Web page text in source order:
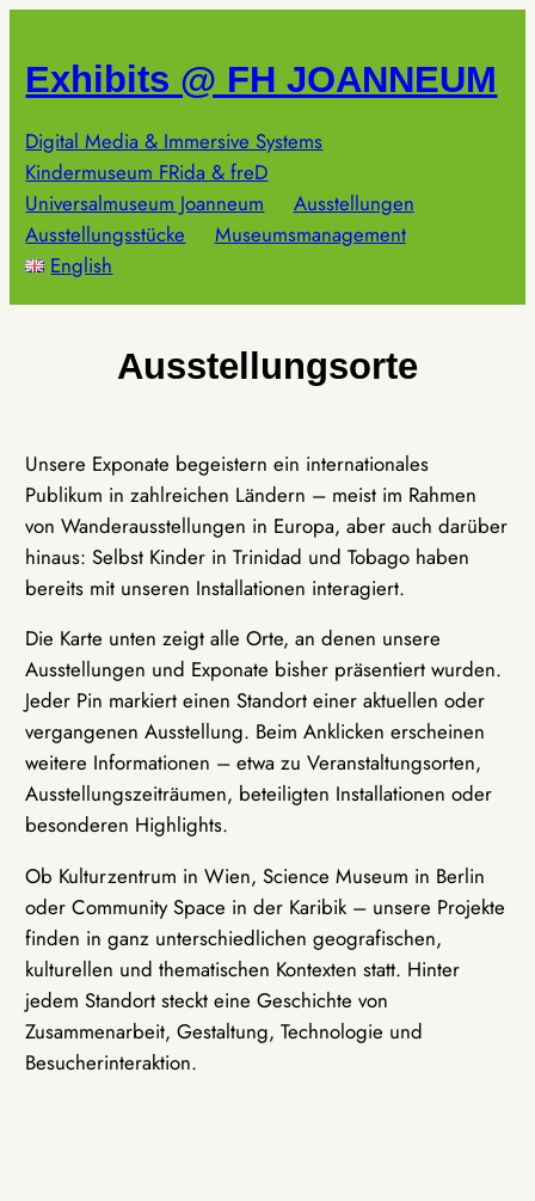
springen
Exhibits @ FH JOANNEUM
Digital Media & Immersive Systems
Kindermuseum FRida & freD
Universalmuseum Joanneum
Ausstellungen
Ausstellungsstücke
Museumsmanagement
English
Ausstellungsorte
Unsere Exponate begeistern ein internationales
Publikum in zahlreichen Ländern – meist im Rahmen
von Wanderausstellungen in Europa, aber auch darüber
hinaus: Selbst Kinder in Trinidad und Tobago haben
bereits mit unseren Installationen interagiert.
Die Karte unten zeigt alle Orte, an denen unsere
Ausstellungen und Exponate bisher präsentiert wurden.
Jeder Pin markiert einen Standort einer aktuellen oder
vergangenen Ausstellung. Beim Anklicken erscheinen
weitere Informationen – etwa zu Veranstaltungsorten,
Ausstellungszeiträumen, beteiligten Installationen oder
besonderen Highlights.
Ob Kulturzentrum in Wien, Science Museum in Berlin
oder Community Space in der Karibik – unsere Projekte
finden in ganz unterschiedlichen geografischen,
kulturellen und thematischen Kontexten statt. Hinter
jedem Standort steckt eine Geschichte von
Zusammenarbeit, Gestaltung, Technologie und
Besucherinteraktion.